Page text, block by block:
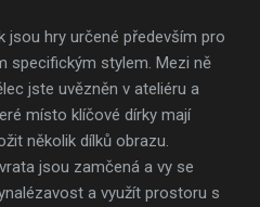
jsou hry určené především pro
specifickým stylem. Mezi ně
jste uvězněn v ateliéru a
místo klíčové dírky mají
několik dílků obrazu.
jsou zamčená a vy se
a využít prostoru s